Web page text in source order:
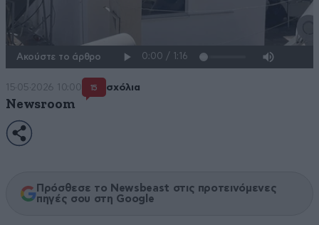
Ακούστε το άρθρο
15·05·2026 10:00 15 σχόλια
Newsroom
Πρόσθεσε το Newsbeast στις προτεινόμενες
πηγές σου στη Google